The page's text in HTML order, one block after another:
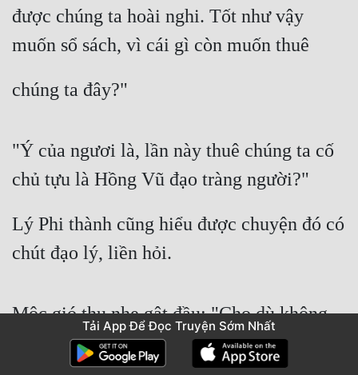
được chúng ta hoài nghi. Tốt như vậy
muốn sổ sách, vì cái gì còn muốn thuê
chúng ta đây?"
"Ý của ngươi là, lần này thuê chúng ta cố
chủ tựu là Hồng Vũ đạo tràng người?"
Lý Phi thành cũng hiểu được chuyện đó có
chút đạo lý, liền hỏi.
Mộc gió thu nhẹ gật đầu: "Cho dù không
phải Hồng Vũ đạo tràng người, cũng
Tải App Để Đọc Truyện Sớm Nhất